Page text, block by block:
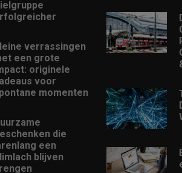
verrassingen
een grote
originele
voor
momenten
die
een
blijven